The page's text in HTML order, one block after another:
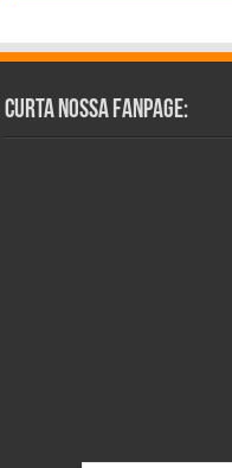
Curta Nossa Fanpage: